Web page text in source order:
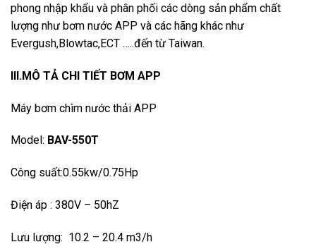
phong nhập khẩu và phân phối các dòng sản phẩm chất
lượng như bơm nước APP và các hãng khác như
Evergush,Blowtac,ECT …..đến từ Taiwan.
III.MÔ TẢ CHI TIẾT BƠM APP
Máy bơm chìm nước thải APP
Model: BAV-550T
Công suất:0.55kw/0.75Hp
Điện áp : 380V – 50hZ
Lưu lượng: 10.2 – 20.4 m3/h